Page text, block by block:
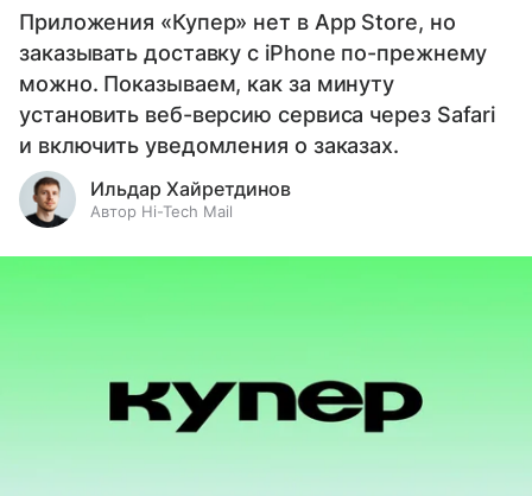
Приложения «Купер» нет в App Store, но
заказывать доставку с iPhone по-прежнему
можно. Показываем, как за минуту
установить веб-версию сервиса через Safari
и включить уведомления о заказах.
Ильдар Хайретдинов
Автор Hi-Tech Mail